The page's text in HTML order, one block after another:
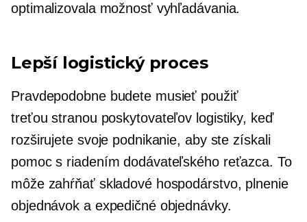
optimalizovala možnosť vyhľadávania.
Lepší logistický proces
Pravdepodobne budete musieť použiť
treťou stranou poskytovateľov logistiky, keď
rozširujete svoje podnikanie, aby ste získali
pomoc s riadením dodávateľského reťazca. To
môže zahŕňať skladové hospodárstvo, plnenie
objednávok a expedičné objednávky.